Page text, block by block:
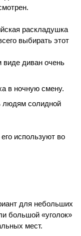
раскладушка
выбирать этот
виде диван очень
в ночную смену.
людям солидной
используют во
для небольших
большой «уголок»
мест.